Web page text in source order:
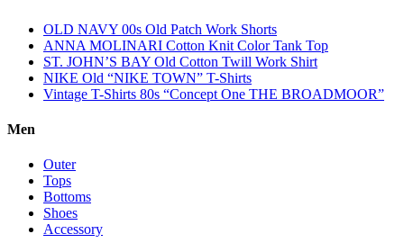
OLD NAVY 00s Old Patch Work Shorts
ANNA MOLINARI Cotton Knit Color Tank Top
ST. JOHN’S BAY Old Cotton Twill Work Shirt
NIKE Old “NIKE TOWN” T-Shirts
Vintage T-Shirts 80s “Concept One THE BROADMOOR”
Men
Outer
Tops
Bottoms
Shoes
Accessory